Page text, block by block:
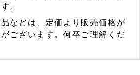
。
などは、定価より販売価格が
ございます。何卒ご理解くだ